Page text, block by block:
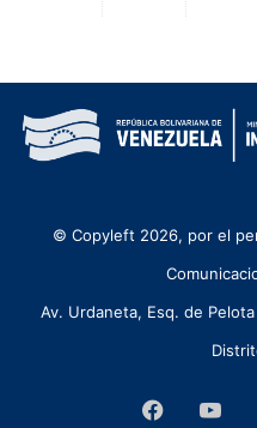
© Copyleft 2026, por el
Av. Urdaneta, Esq. de